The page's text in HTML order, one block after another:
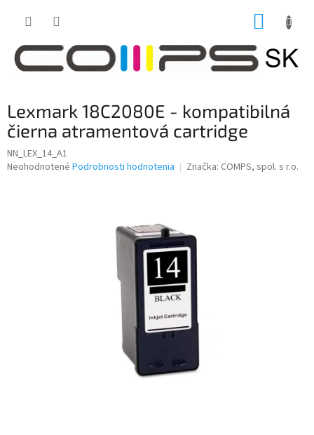
Lexmark 18C2080E - kompatibilná
čierna atramentová cartridge
NN_LEX_14_A1
Priemerné
Neohodnotené Podrobnosti hodnotenia Značka: COMPS, spol. s r.o.